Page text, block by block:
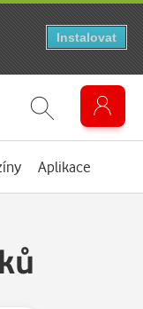
Aplikace
Instalovat